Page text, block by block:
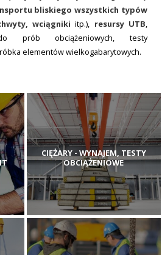
bliskiego wszystkich typów
wciągniki itp.), resursy UTB,
prób obciążeniowych, testy
elementów wielkogabarytowych.
CIĘŻARY - WYNAJEM, TESTY
OBCIĄŻENIOWE